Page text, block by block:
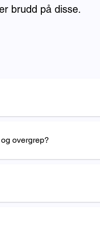
brudd på disse.
overgrep?